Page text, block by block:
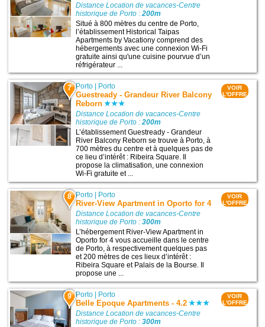
Distance Location de vacances-Centre
historique de Porto :200m
Situé à 800 mètres du centre de Porto,
l’établissement Historical Taipas
Apartments by Vacationy comprend des
hébergements avec une connexion Wi-Fi
gratuite ainsi qu'une cuisine pourvue d’un
réfrigérateur ...
7 Porto Porto
Guestready - Grandeur River Balcony
Reborn
Distance Location de vacances-Centre
historique de Porto :200m
L’établissement Guestready - Grandeur
River Balcony Reborn se trouve à Porto, à
700 mètres du centre et à quelques pas de
ce lieu d’intérêt : Ribeira Square. Il
propose la climatisation, une connexion
Wi-Fi gratuite et ...
VOIR
L'OFFRE
8 Porto Porto
River-View Apartment in Oporto for 4
Distance Location de vacances-Centre
historique de Porto :300m
L’hébergement River-View Apartment in
Oporto for 4 vous accueille dans le centre
de Porto, à respectivement quelques pas
et 200 mètres de ces lieux d’intérêt :
Ribeira Square et Palais de la Bourse. Il
propose une ...
VOIR
L'OFFRE
9 Porto Porto
Belle Epoque Apartments - 4.2
Distance Location de vacances-Centre
historique de Porto :300m
VOIR
L'OFFRE